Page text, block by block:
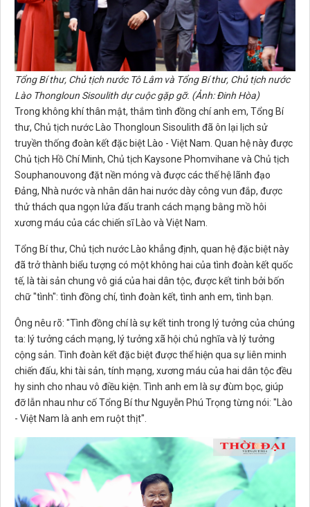
Tổng Bí thư, Chủ tịch nước Tô Lâm và Tổng Bí thư, Chủ tịch nước
Lào Thongloun Sisoulith dự cuộc gặp gỡ. (Ảnh: Đinh Hòa)
Trong không khí thân mật, thắm tình đồng chí anh em, Tổng Bí
thư, Chủ tịch nước Lào Thongloun Sisoulith đã ôn lại lịch sử
truyền thống đoàn kết đặc biệt Lào - Việt Nam. Quan hệ này được
Chủ tịch Hồ Chí Minh, Chủ tịch Kaysone Phomvihane và Chủ tịch
Souphanouvong đặt nền móng và được các thế hệ lãnh đạo
Đảng, Nhà nước và nhân dân hai nước dày công vun đắp, được
thử thách qua ngọn lửa đấu tranh cách mạng bằng mồ hôi
xương máu của các chiến sĩ Lào và Việt Nam.
Tổng Bí thư, Chủ tịch nước Lào khẳng định, quan hệ đặc biệt này
đã trở thành biểu tượng có một không hai của tình đoàn kết quốc
tế, là tài sản chung vô giá của hai dân tộc, được kết tinh bởi bốn
chữ "tình": tình đồng chí, tình đoàn kết, tình anh em, tình bạn.
Ông nêu rõ: "Tình đồng chí là sự kết tinh trong lý tưởng của chúng
ta: lý tưởng cách mạng, lý tưởng xã hội chủ nghĩa và lý tưởng
cộng sản. Tình đoàn kết đặc biệt được thể hiện qua sự liên minh
chiến đấu, khi tài sản, tính mạng, xương máu của hai dân tộc đều
hy sinh cho nhau vô điều kiện. Tình anh em là sự đùm bọc, giúp
đỡ lẫn nhau như cố Tổng Bí thư Nguyễn Phú Trọng từng nói: "Lào
- Việt Nam là anh em ruột thịt".